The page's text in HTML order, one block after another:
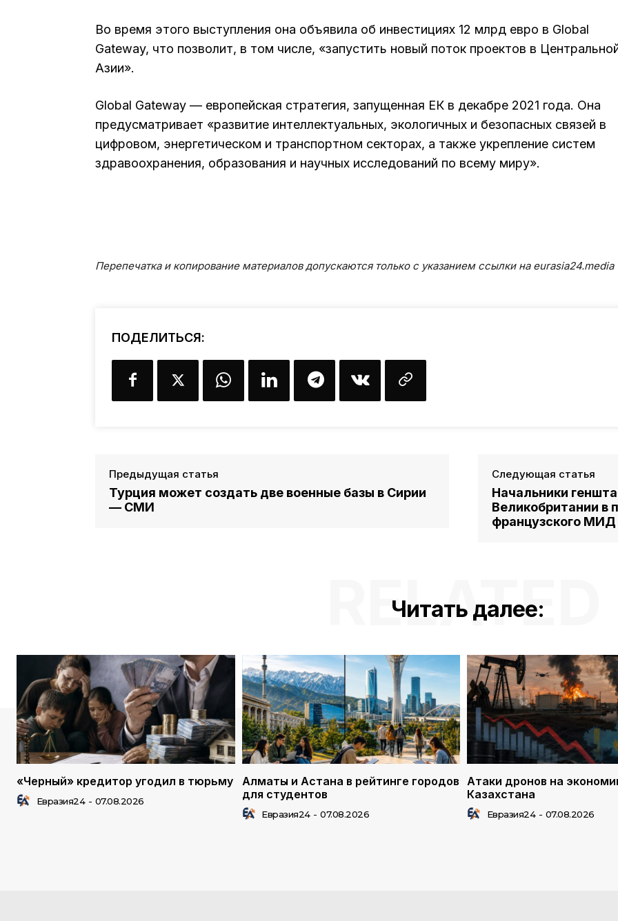
Во время этого выступления она объявила об инвестициях 12 млрд евро в Global
Gateway, что позволит, в том числе, «запустить новый поток проектов в
Азии».
Global Gateway — европейская стратегия, запущенная ЕК в декабре 2021 года. Она
предусматривает «развитие интеллектуальных, экологичных и безопасных связей в
цифровом, энергетическом и транспортном секторах, а также укрепление систем
здравоохранения, образования и научных исследований по всему миру».
Перепечатка и копирование материалов допускаются только с указанием ссылки на eurasia24.media
ПОДЕЛИТЬСЯ:
Предыдущая статья
Турция может создать две военные базы в Сирии
— СМИ
Следующая статья
Начальники
Великобритании в
французского МИД
Читать далее:
RELATED
«Черный» кредитор угодил в тюрьму
Евразия24 - 07.08.2026
Алматы и Астана в рейтинге городов
для студентов
Евразия24 - 07.08.2026
Атаки дронов на
Казахстана
Евразия24 - 07.08.2026